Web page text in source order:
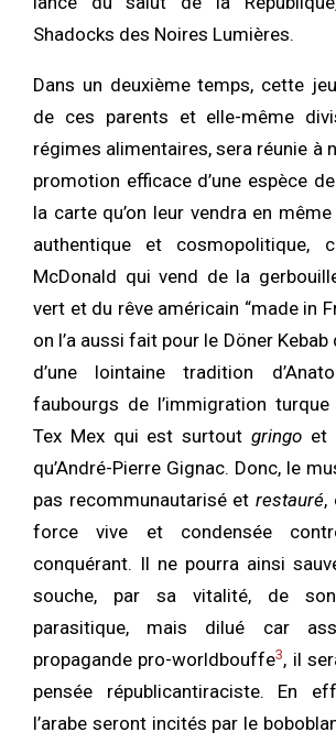
Shadocks des Noires Lumières.
Dans un deuxième temps, cette
de ces parents et elle-même
régimes alimentaires, sera réunie à
promotion efficace d’une espèce
la carte qu’on leur vendra en
authentique et cosmopolitique,
McDonald qui vend de la
vert et du rêve américain “made in
on l’a aussi fait pour le Döner Kebab
d’une lointaine tradition
faubourgs de l’immigration
Tex Mex qui est surtout gringoet
qu’André-Pierre Gignac. Donc, le
pas recommunautarisé et restauré,
force vive et condensée
conquérant. Il ne pourra ainsi
souche, par sa vitalité, de
parasitique, mais dilué car
propagande pro-worldbouffe3, il
pensée républicantiraciste. En
l’arabe seront incités par le